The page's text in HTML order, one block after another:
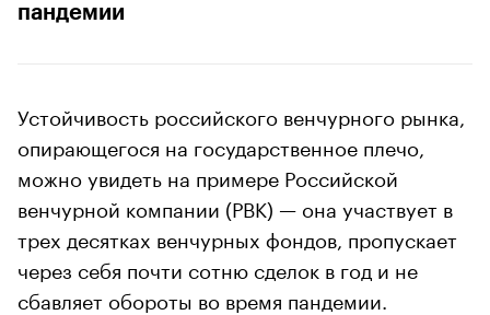
пандемии
Устойчивость российского венчурного рынка,
опирающегося на государственное плечо,
можно увидеть на примере Российской
венчурной компании (РВК) — она участвует в
трех десятках венчурных фондов, пропускает
через себя почти сотню сделок в год и не
сбавляет обороты во время пандемии.